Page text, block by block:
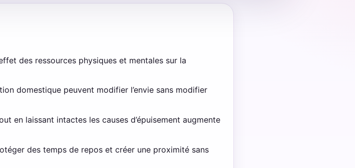
des ressources physiques et mentales sur la
domestique peuvent modifier l’envie sans modifier
en laissant intactes les causes d’épuisement augmente
des temps de repos et créer une proximité sans